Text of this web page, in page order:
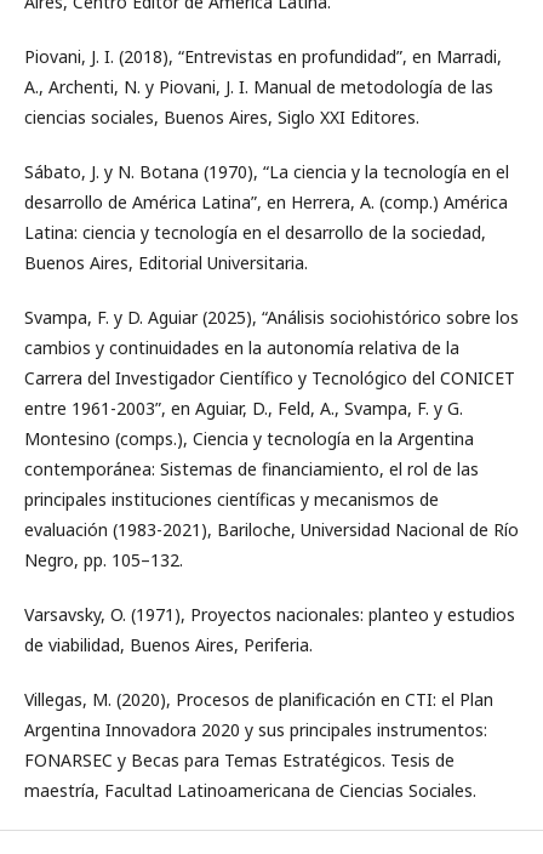
Piovani, J. I. (2018), “Entrevistas en profundidad”, en Marradi,
A., Archenti, N. y Piovani, J. I. Manual de metodología de las
ciencias sociales, Buenos Aires, Siglo XXI Editores.
Sábato, J. y N. Botana (1970), “La ciencia y la tecnología en el
desarrollo de América Latina”, en Herrera, A. (comp.) América
Latina: ciencia y tecnología en el desarrollo de la sociedad,
Buenos Aires, Editorial Universitaria.
Svampa, F. y D. Aguiar (2025), “Análisis sociohistórico sobre los
cambios y continuidades en la autonomía relativa de la
Carrera del Investigador Científico y Tecnológico del CONICET
entre 1961-2003”, en Aguiar, D., Feld, A., Svampa, F. y G.
Montesino (comps.), Ciencia y tecnología en la Argentina
contemporánea: Sistemas de financiamiento, el rol de las
principales instituciones científicas y mecanismos de
evaluación (1983-2021), Bariloche, Universidad Nacional de Río
Negro, pp. 105–132.
Varsavsky, O. (1971), Proyectos nacionales: planteo y estudios
de viabilidad, Buenos Aires, Periferia.
Villegas, M. (2020), Procesos de planificación en CTI: el Plan
Argentina Innovadora 2020 y sus principales instrumentos:
FONARSEC y Becas para Temas Estratégicos. Tesis de
maestría, Facultad Latinoamericana de Ciencias Sociales.